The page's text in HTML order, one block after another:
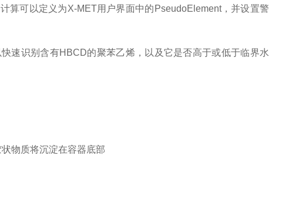
算可以定义为X-MET用户界面中的PseudoElement，并设置警
速识别含有HBCD的聚苯乙烯，以及它是否高于或低于临界水
物质将沉淀在容器底部